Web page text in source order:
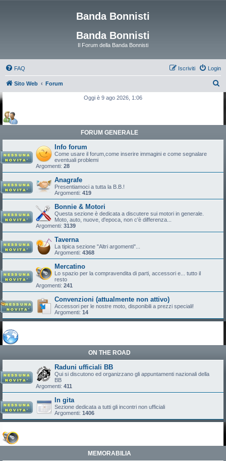
Banda Bonnisti
Banda Bonnisti
Il Forum della Banda Bonnisti
FAQ Login
Iscriviti
Sito Web Forum
Oggi è 9 ago 2026, 1:06
FORUM GENERALE
Info forum
Come usare il forum,come inserire immagini e come segnalare
eventuali problemi
Argomenti: 28
Anagrafe
Presentiamoci a tutta la B.B.!
Argomenti: 419
Bonnie & Motori
Questa sezione è dedicata a discutere sui motori in generale.
Moto, auto, nuove, d'epoca, non c'è differenza...
Argomenti: 3139
Taverna
La tipica sezione "Altri argomenti"...
Argomenti: 4368
Mercatino
Lo spazio per la compravendita di parti, accessori e... tutto il
resto
Argomenti: 241
Convenzioni (attualmente non attivo)
Accessori per le nostre moto, disponibili a prezzi speciali!
Argomenti: 14
ON THE ROAD
Raduni ufficiali BB
Qui si discutono ed organizzano gli appuntamenti nazionali della
BB
Argomenti: 411
In gita
Sezione dedicata a tutti gli incontri non ufficiali
Argomenti: 1406
MEMORABILIA